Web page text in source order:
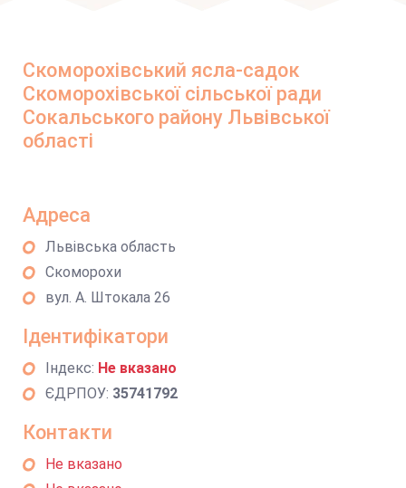
Скоморохівський ясла-садок
Скоморохівської сільської ради
Сокальського району Львівської
області
Адреса
Львівська область
Скоморохи
вул. А. Штокала 26
Ідентифікатори
Індекс: Не вказано
ЄДРПОУ: 35741792
Контакти
Не вказано